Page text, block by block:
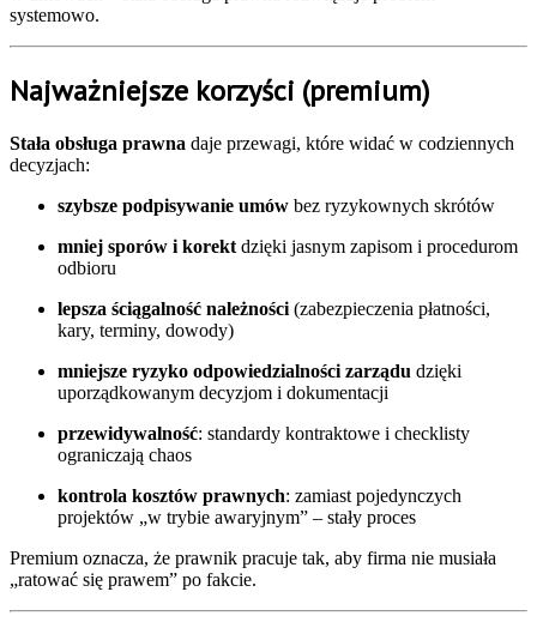
systemowo.
Najważniejsze korzyści (premium)
Stała obsługa prawna daje przewagi, które widać w codziennych
decyzjach:
szybsze podpisywanie umów bez ryzykownych skrótów
mniej sporów i korekt dzięki jasnym zapisom i procedurom
odbioru
lepsza ściągalność należności (zabezpieczenia płatności,
kary, terminy, dowody)
mniejsze ryzyko odpowiedzialności zarządu dzięki
uporządkowanym decyzjom i dokumentacji
przewidywalność: standardy kontraktowe i checklisty
ograniczają chaos
kontrola kosztów prawnych: zamiast pojedynczych
projektów „w trybie awaryjnym” – stały proces
Premium oznacza, że prawnik pracuje tak, aby firma nie musiała
„ratować się prawem” po fakcie.